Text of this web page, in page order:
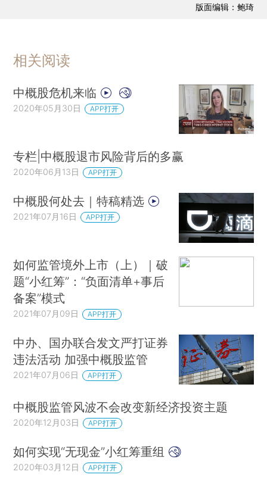
版面编辑：鲍琦
相关阅读
中概股危机来临
2020年05月30日 APP打开
专栏|中概股退市风险背后的多赢
2020年06月13日 APP打开
中概股何处去｜特稿精选
2021年07月16日 APP打开
如何监管境外上市（上）｜破
题“小红筹”：“负面清单+事后
备案”模式
2021年07月09日 APP打开
中办、国办联合发文严打证券
违法活动 加强中概股监管
2021年07月06日 APP打开
中概股监管风波不会改变新经济投资主题
2020年12月03日 APP打开
如何实现“无现金”小红筹重组
2020年03月12日 APP打开